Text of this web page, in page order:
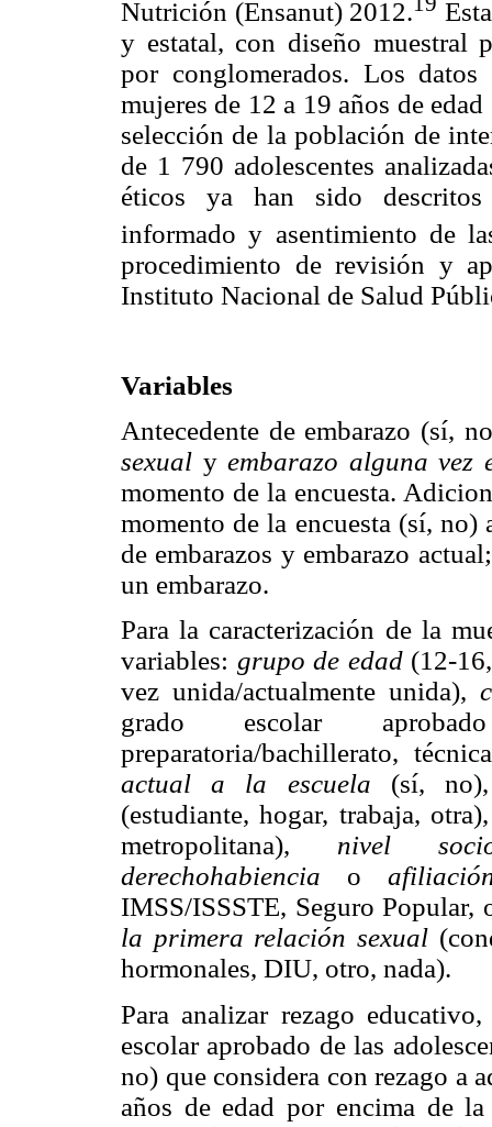
Nutrición (Ensanut) 2012.
y estatal, con diseño muestral
por conglomerados. Los
mujeres de 12 a 19 años de
selección de la población de
de 1 790 adolescentes
éticos ya han sido descritos
informado y asentimiento de
procedimiento de revisión y
Instituto Nacional de Salud
Variables
Antecedente de embarazo (sí,
sexual y embarazo alguna vez
momento de la encuesta.
momento de la encuesta (sí,
de embarazos y embarazo
un embarazo.
Para la caracterización de la
variables: grupo de edad(12-
vez unida/actualmente unida),
grado escolar
preparatoria/bachillerato,
actual a la escuela (sí,
(estudiante, hogar, trabaja,
metropolitana), nivel
derechohabiencia o
IMSS/ISSSTE, Seguro Popular,
la primera relación sexual
hormonales, DIU, otro, nada).
Para analizar rezago
escolar aprobado de las
no) que considera con rezago a
años de edad por encima de